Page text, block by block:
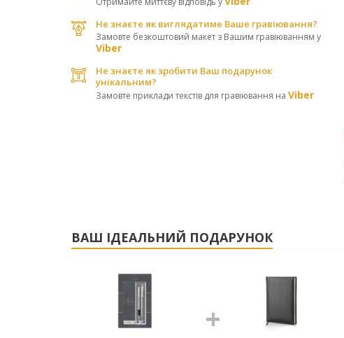
Не знаєте як виглядатиме Ваше гравіювання?
Замовте безкоштовий макет з Вашим гравіюванням у
Viber
Не знаєте як зробити Ваш подарунок
унікальним?
Замовте приклади текстів для гравіювання на Viber
ВАШ ІДЕАЛЬНИЙ ПОДАРУНОК